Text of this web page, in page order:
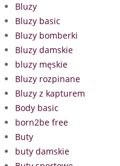
Bluzy
Bluzy basic
Bluzy bomberki
Bluzy damskie
bluzy męskie
Bluzy rozpinane
Bluzy z kapturem
Body basic
born2be free
Buty
buty damskie